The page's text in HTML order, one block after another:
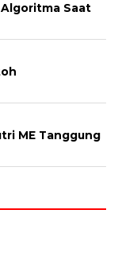
Saat
ME Tanggung